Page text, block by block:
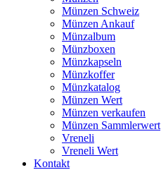
Münzen Schweiz
Münzen Ankauf
Münzalbum
Münzboxen
Münzkapseln
Münzkoffer
Münzkatalog
Münzen Wert
Münzen verkaufen
Münzen Sammlerwert
Vreneli
Vreneli Wert
Kontakt